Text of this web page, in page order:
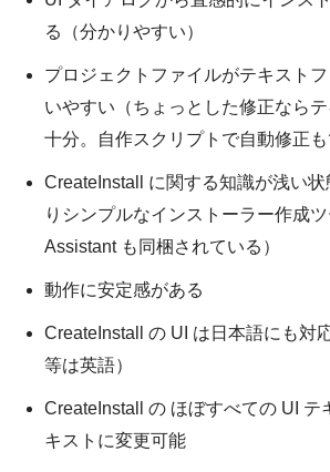
る（分かりやすい）
プロジェクトファイルがテキスト
いやすい（ちょっとした修正なら
十分。自作スクリプトで自動修正も
CreateInstall に関する知識が浅い状
りシンプルなインストーラー作成ツ
Assistant も同梱されている）
動作に安定感がある
CreateInstall の UI は日本語にも対
等は英語）
CreateInstall の ほぼすべての UI テ
キストに変更可能